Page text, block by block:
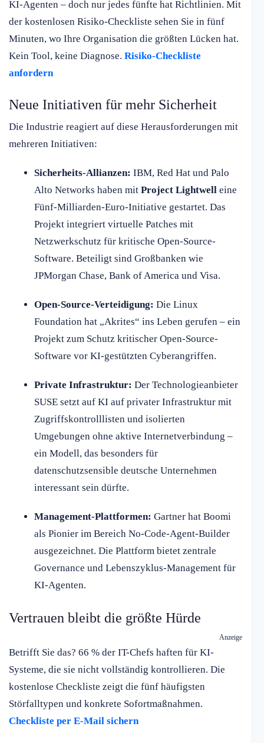
KI-Agenten – doch nur jedes fünfte hat Richtlinien. Mit
der kostenlosen Risiko-Checkliste sehen Sie in fünf
Minuten, wo Ihre Organisation die größten Lücken hat.
Kein Tool, keine Diagnose. Risiko-Checkliste
anfordern
Neue Initiativen für mehr Sicherheit
Die Industrie reagiert auf diese Herausforderungen mit
mehreren Initiativen:
Sicherheits-Allianzen: IBM, Red Hat und Palo
Alto Networks haben mit Project Lightwelleine
Fünf-Milliarden-Euro-Initiative gestartet. Das
Projekt integriert virtuelle Patches mit
Netzwerkschutz für kritische Open-Source-
Software. Beteiligt sind Großbanken wie
JPMorgan Chase, Bank of America und Visa.
Open-Source-Verteidigung: Die Linux
Foundation hat „Akrites“ ins Leben gerufen – ein
Projekt zum Schutz kritischer Open-Source-
Software vor KI-gestützten Cyberangriffen.
Private Infrastruktur: Der Technologieanbieter
SUSE setzt auf KI auf privater Infrastruktur mit
Zugriffskontrolllisten und isolierten
Umgebungen ohne aktive Internetverbindung –
ein Modell, das besonders für
datenschutzsensible deutsche Unternehmen
interessant sein dürfte.
Management-Plattformen: Gartner hat Boomi
als Pionier im Bereich No-Code-Agent-Builder
ausgezeichnet. Die Plattform bietet zentrale
Governance und Lebenszyklus-Management für
KI-Agenten.
Vertrauen bleibt die größte Hürde
Anzeige
Betrifft Sie das? 66 % der IT-Chefs haften für KI-
Systeme, die sie nicht vollständig kontrollieren. Die
kostenlose Checkliste zeigt die fünf häufigsten
Störfalltypen und konkrete Sofortmaßnahmen.
Checkliste per E-Mail sichern